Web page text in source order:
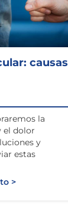
causas
la
el dolor
y
estas
>